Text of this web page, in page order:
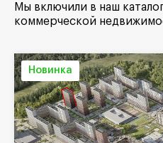
Мы включили в наш
коммерческой
Новинка